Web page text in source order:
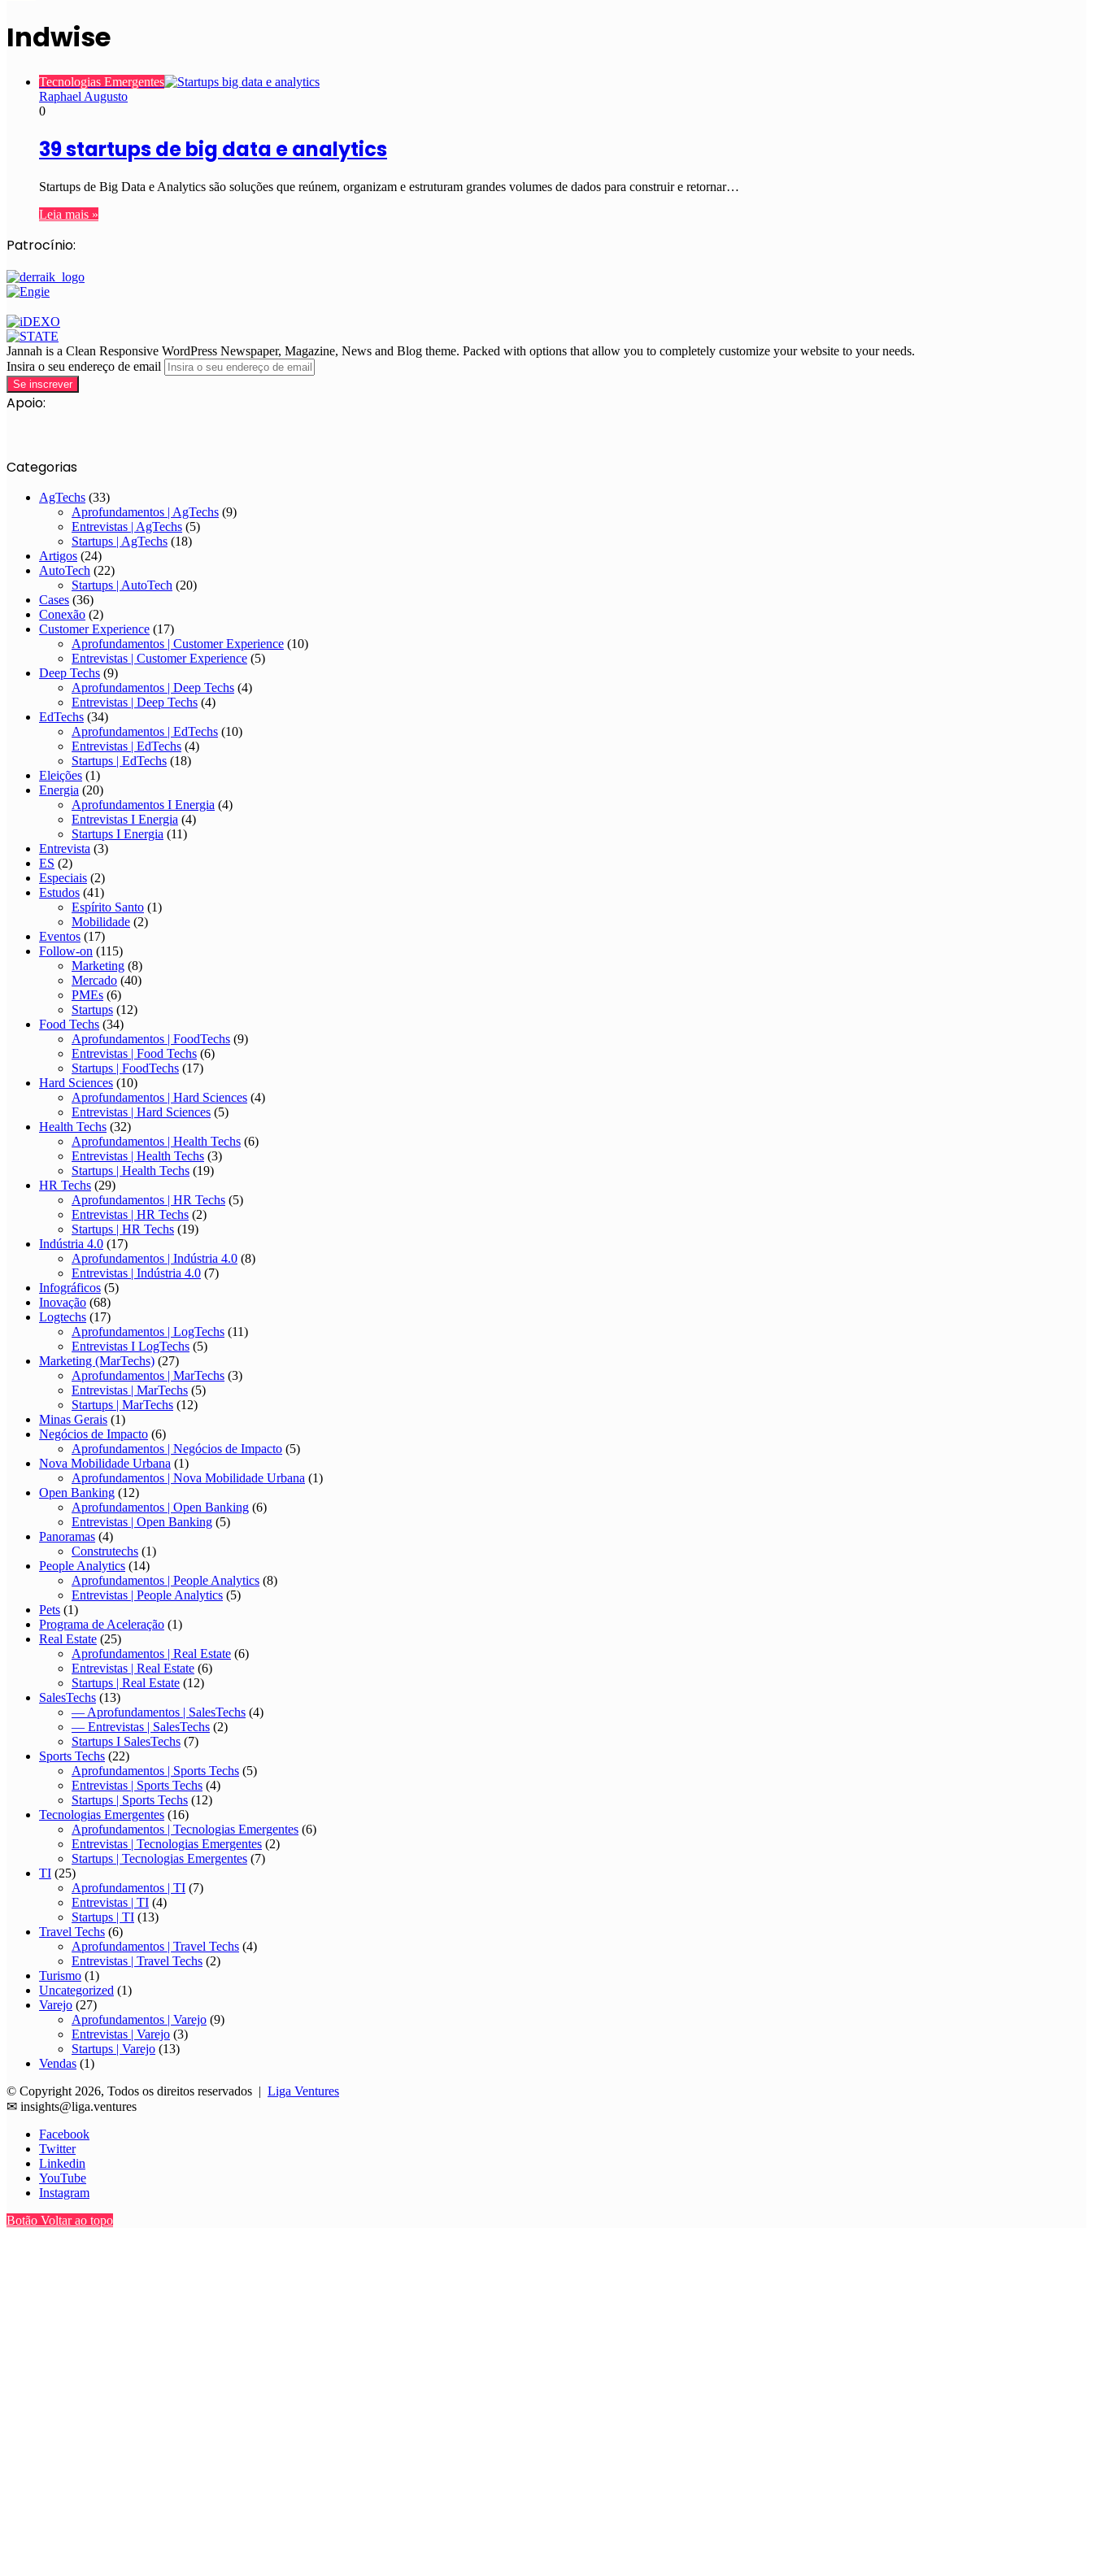
Indwise
Tecnologias Emergentes
Raphael Augusto
0
39 startups de big data e analytics
Startups de Big Data e Analytics são soluções que reúnem, organizam e estruturam grandes volumes de dados para construir e retornar…
Leia mais »
Patrocínio:
Jannah is a Clean Responsive WordPress Newspaper, Magazine, News and Blog theme. Packed with options that allow you to completely customize your website to your needs.
Insira o seu endereço de email
Apoio:
Categorias
AgTechs (33)
Aprofundamentos | AgTechs (9)
Entrevistas | AgTechs (5)
Startups | AgTechs (18)
Artigos (24)
AutoTech (22)
Startups | AutoTech (20)
Cases (36)
Conexão (2)
Customer Experience (17)
Aprofundamentos | Customer Experience (10)
Entrevistas | Customer Experience (5)
Deep Techs (9)
Aprofundamentos | Deep Techs (4)
Entrevistas | Deep Techs (4)
EdTechs (34)
Aprofundamentos | EdTechs (10)
Entrevistas | EdTechs (4)
Startups | EdTechs (18)
Eleições (1)
Energia (20)
Aprofundamentos I Energia (4)
Entrevistas I Energia (4)
Startups I Energia (11)
Entrevista (3)
ES (2)
Especiais (2)
Estudos (41)
Espírito Santo (1)
Mobilidade (2)
Eventos (17)
Follow-on (115)
Marketing (8)
Mercado (40)
PMEs (6)
Startups (12)
Food Techs (34)
Aprofundamentos | FoodTechs (9)
Entrevistas | Food Techs (6)
Startups | FoodTechs (17)
Hard Sciences (10)
Aprofundamentos | Hard Sciences (4)
Entrevistas | Hard Sciences (5)
Health Techs (32)
Aprofundamentos | Health Techs (6)
Entrevistas | Health Techs (3)
Startups | Health Techs (19)
HR Techs (29)
Aprofundamentos | HR Techs (5)
Entrevistas | HR Techs (2)
Startups | HR Techs (19)
Indústria 4.0 (17)
Aprofundamentos | Indústria 4.0 (8)
Entrevistas | Indústria 4.0 (7)
Infográficos (5)
Inovação (68)
Logtechs (17)
Aprofundamentos | LogTechs (11)
Entrevistas I LogTechs (5)
Marketing (MarTechs) (27)
Aprofundamentos | MarTechs (3)
Entrevistas | MarTechs (5)
Startups | MarTechs (12)
Minas Gerais (1)
Negócios de Impacto (6)
Aprofundamentos | Negócios de Impacto (5)
Nova Mobilidade Urbana (1)
Aprofundamentos | Nova Mobilidade Urbana (1)
Open Banking (12)
Aprofundamentos | Open Banking (6)
Entrevistas | Open Banking (5)
Panoramas (4)
Construtechs (1)
People Analytics (14)
Aprofundamentos | People Analytics (8)
Entrevistas | People Analytics (5)
Pets (1)
Programa de Aceleração (1)
Real Estate (25)
Aprofundamentos | Real Estate (6)
Entrevistas | Real Estate (6)
Startups | Real Estate (12)
SalesTechs (13)
— Aprofundamentos | SalesTechs (4)
— Entrevistas | SalesTechs (2)
Startups I SalesTechs (7)
Sports Techs (22)
Aprofundamentos | Sports Techs (5)
Entrevistas | Sports Techs (4)
Startups | Sports Techs (12)
Tecnologias Emergentes (16)
Aprofundamentos | Tecnologias Emergentes (6)
Entrevistas | Tecnologias Emergentes (2)
Startups | Tecnologias Emergentes (7)
TI (25)
Aprofundamentos | TI (7)
Entrevistas | TI (4)
Startups | TI (13)
Travel Techs (6)
Aprofundamentos | Travel Techs (4)
Entrevistas | Travel Techs (2)
Turismo (1)
Uncategorized (1)
Varejo (27)
Aprofundamentos | Varejo (9)
Entrevistas | Varejo (3)
Startups | Varejo (13)
Vendas (1)
© Copyright 2026, Todos os direitos reservados | Liga Ventures
✉ insights@liga.ventures
Facebook
Twitter
Linkedin
YouTube
Instagram
Botão Voltar ao topo